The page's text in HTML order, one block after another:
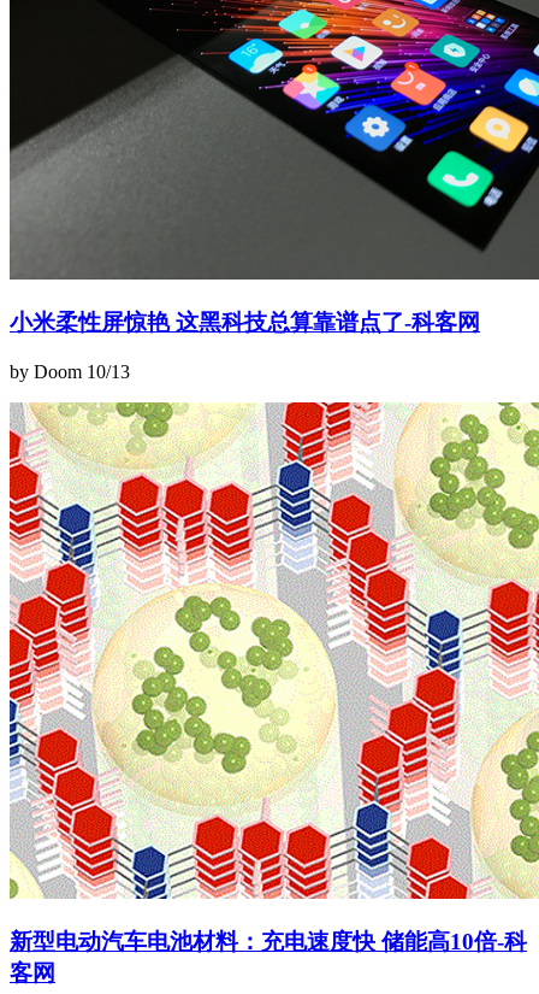
小米柔性屏惊艳 这黑科技总算靠谱点了-科客网
by Doom 10/13
新型电动汽车电池材料：充电速度快 储能高10倍-科
客网